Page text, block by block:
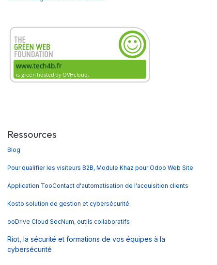
Ressources
Blog
Pour qualifier les visiteurs B2B, Module Khaz pour Odoo Web Site
Application TooContact d'automatisation de l'acquisition clients
Kosto solution de gestion et cybersécurité
ooDrive Cloud SecNum, outils collaboratifs
Riot, la sécurité et formations de vos équipes à la
cybersécurité